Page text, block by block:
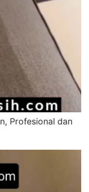
Profesional dan